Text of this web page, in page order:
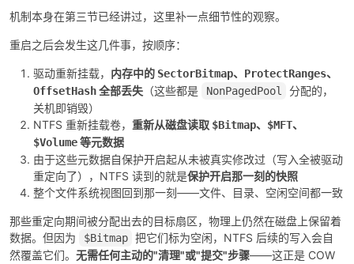
机制本身在第三节已经讲过，这里补一点细节性的观察。
重启之后会发生这几件事，按顺序：
驱动重新挂载， 内存中的 SectorBitmap、 ProtectRanges、
OffsetHash全部丢失 （这些都是 NonPagedPool
分配的，
关机即销毁）
NTFS 重新挂载卷， 重新从磁盘读取 $Bitmap、 $MFT、
$Volume等元数据
由于这些元数据自保护开启起从未被真实修改过（写入全被驱动
重定向了），NTFS 读到的就是保护开启那一刻的快照
整个文件系统视图回到那一刻——文件、目录、空闲空间都一致
那些重定向期间被分配出去的目标扇区，物理上仍然在磁盘上保留着
数据。但因为
$Bitmap 把它们标为空闲，NTFS 后续的写入会自
然覆盖它们。 无需任何主动的"清理"或"提交"步骤——这正是 COW